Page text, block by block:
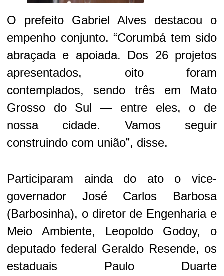
O prefeito Gabriel Alves destacou o
empenho conjunto. “Corumbá tem sido
abraçada e apoiada. Dos 26 projetos
apresentados, oito foram
contemplados, sendo três em Mato
Grosso do Sul — entre eles, o de
nossa cidade. Vamos seguir
construindo com união”, disse.
Participaram ainda do ato o vice-
governador José Carlos Barbosa
(Barbosinha), o diretor de Engenharia e
Meio Ambiente, Leopoldo Godoy, o
deputado federal Geraldo Resende, os
estaduais Paulo Duarte